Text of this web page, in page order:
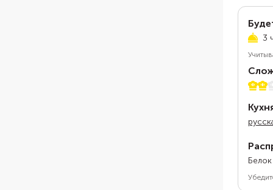
3
2 из 5